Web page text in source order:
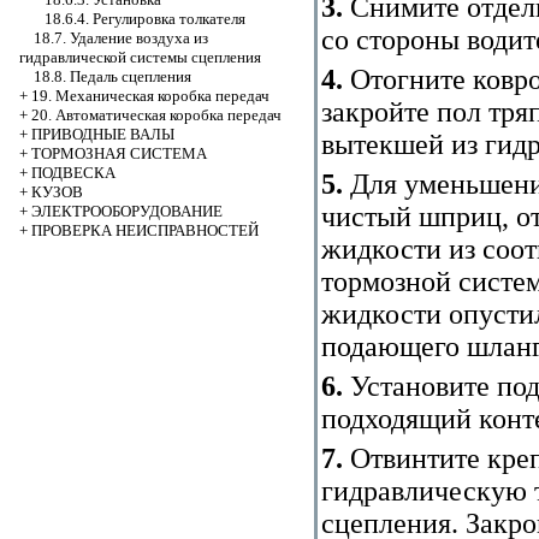
18.6.4. Регулировка толкателя
18.7. Удаление воздуха из
гидравлической системы сцепления
18.8. Педаль сцепления
+ 19. Механическая коробка передач
+ 20. Автоматическая коробка передач
+ ПРИВОДНЫЕ ВАЛЫ
+ ТОРМОЗНАЯ СИСТЕМА
+ ПОДВЕСКА
+ КУЗОВ
+ ЭЛЕКТРООБОРУДОВАНИЕ
+ ПРОВЕРКА НЕИСПРАВНОСТЕЙ
3. Снимите
со стороны
4. Отогните
закройте пол
вытекшей из
5. Для
чистый шприц,
жидкости из
тормозной
жидкости
подающего
6. Установите
подходящий
7. Отвинтите
гидравлическую
сцепления.